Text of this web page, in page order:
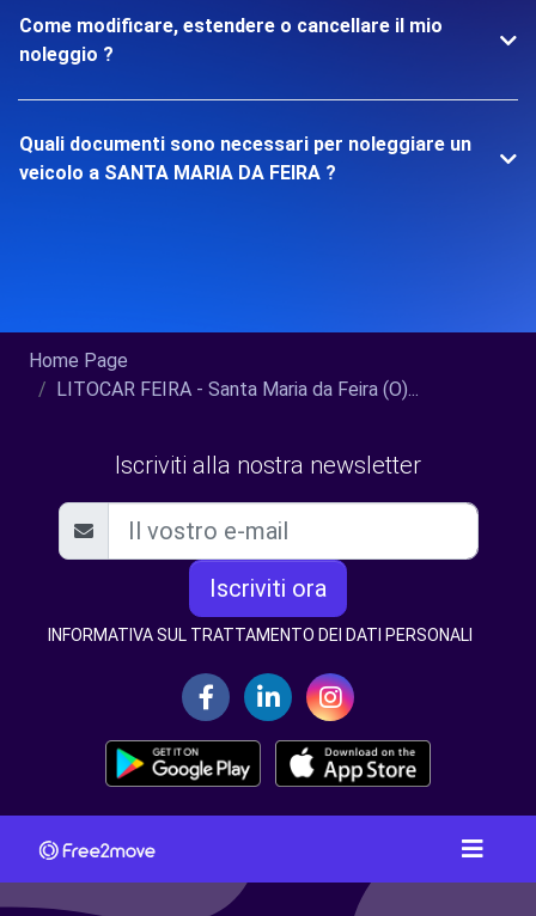
Come modificare, estendere o cancellare il mio
noleggio ?
Quali documenti sono necessari per noleggiare un
veicolo a SANTA MARIA DA FEIRA ?
Home Page
LITOCAR FEIRA - Santa Maria da Feira (O)...
Iscriviti alla nostra newsletter
Iscriviti ora
INFORMATIVA SUL TRATTAMENTO DEI DATI PERSONALI